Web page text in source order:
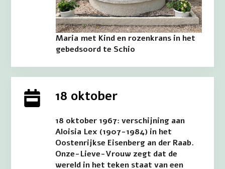
Maria met Kind en rozenkrans in het
gebedsoord te Schio
18 oktober
18 oktober 1967: verschijning aan
Aloisia Lex (1907-1984) in het
Oostenrijkse Eisenberg an der Raab.
Onze-Lieve-Vrouw zegt dat de
wereld in het teken staat van een